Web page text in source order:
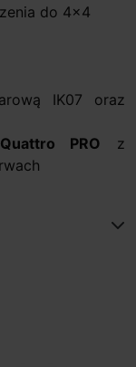
do 4x4
IK07 oraz
PRO z